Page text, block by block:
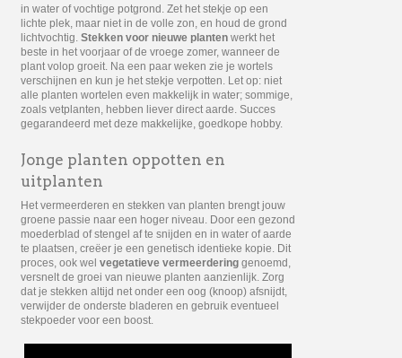
in water of vochtige potgrond. Zet het stekje op een
lichte plek, maar niet in de volle zon, en houd de grond
lichtvochtig. Stekken voor nieuwe planten werkt het
beste in het voorjaar of de vroege zomer, wanneer de
plant volop groeit. Na een paar weken zie je wortels
verschijnen en kun je het stekje verpotten. Let op: niet
alle planten wortelen even makkelijk in water; sommige,
zoals vetplanten, hebben liever direct aarde. Succes
gegarandeerd met deze makkelijke, goedkope hobby.
Jonge planten oppotten en
uitplanten
Het vermeerderen en stekken van planten brengt jouw
groene passie naar een hoger niveau. Door een gezond
moederblad of stengel af te snijden en in water of aarde
te plaatsen, creëer je een genetisch identieke kopie. Dit
proces, ook wel vegetatieve vermeerdering genoemd,
versnelt de groei van nieuwe planten aanzienlijk. Zorg
dat je stekken altijd net onder een oog (knoop) afsnijdt,
verwijder de onderste bladeren en gebruik eventueel
stekpoeder voor een boost.